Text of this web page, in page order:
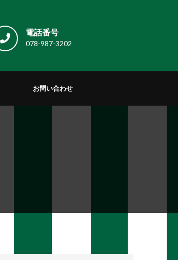
電話番号
078-987-3202
お問い合わせ